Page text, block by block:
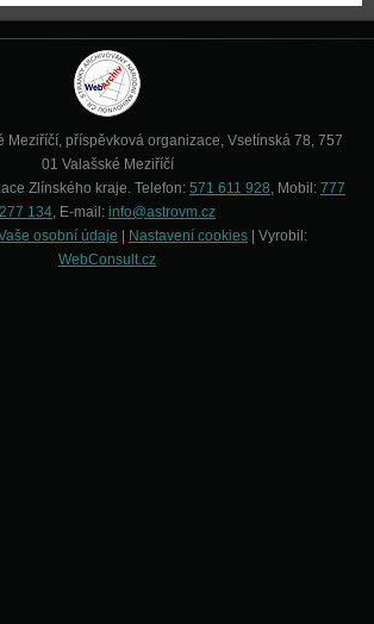
Meziříčí, příspěvková organizace, Vsetínská 78, 757
01 Valašské Meziříčí
Zlínského kraje. Telefon: 571 611 928, Mobil: 777
277 134, E-mail: info@astrovm.cz
osobní údaje
Nastavení cookies | Vyrobil:
WebConsult.cz